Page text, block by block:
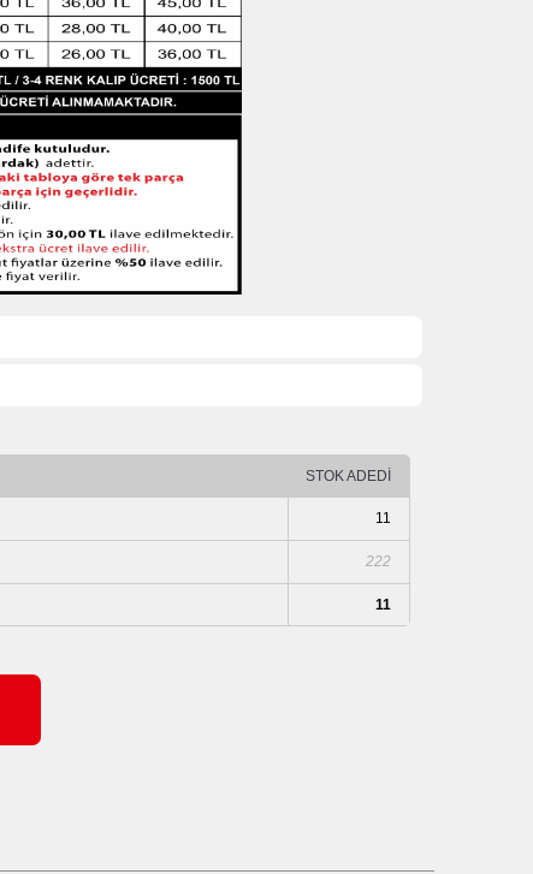
STOK ADEDİ
11
222
11